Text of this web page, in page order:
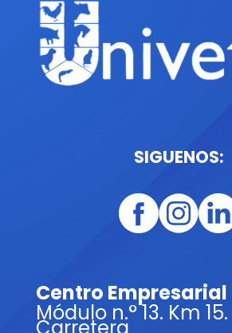
SIGUENOS:
Centro
Módulo n.° 13. Km 15.
Carretera